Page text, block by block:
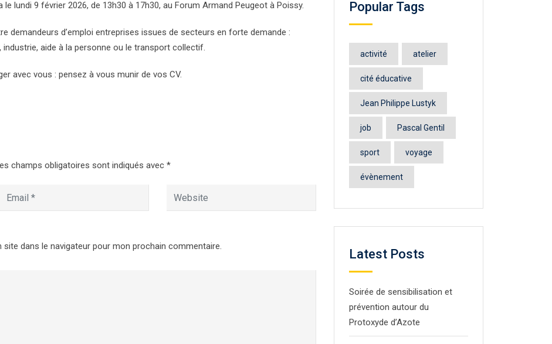
le lundi 9 février 2026, de 13h30 à 17h30, au Forum Armand Peugeot à Poissy.
demandeurs d’emploi entreprises issues de secteurs en forte demande :
aide à la personne ou le transport collectif.
avec vous : pensez à vous munir de vos CV.
champs obligatoires sont indiqués avec *
dans le navigateur pour mon prochain commentaire.
Popular Tags
activité atelier
cité éducative
Jean Philippe Lustyk
job Pascal Gentil
sport voyage
évènement
Latest Posts
Soirée de sensibilisation et
prévention autour du
Protoxyde d’Azote